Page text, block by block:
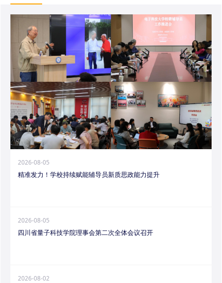
2026-08-05
精准发力！学校持续赋能辅导员新质思政能力提升
2026-08-05
四川省量子科技学院理事会第二次全体会议召开
2026-08-02